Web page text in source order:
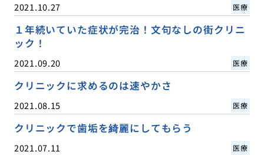
2021.10.27 医療
１年続いていた症状が完治！文句なしの街クリニ
ック！
2021.09.20 医療
クリニックに求めるのは速やかさ
2021.08.15 医療
クリニックで歯垢を綺麗にしてもらう
2021.07.11 医療